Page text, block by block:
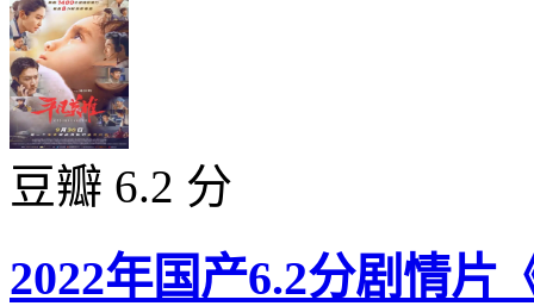
豆瓣 6.2 分
2022年国产6.2分剧情片